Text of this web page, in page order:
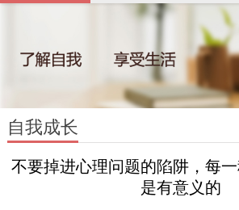
自我成长
不要掉进心理问题的陷阱，每
是有意义的